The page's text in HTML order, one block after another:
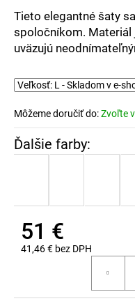
5
hviezdičiek.
Tieto elegantné šaty
spoločníkom. Materiál
uväzujú
Môžeme doručiť do:Zvoľte
51 €
41,46 € bez DPH